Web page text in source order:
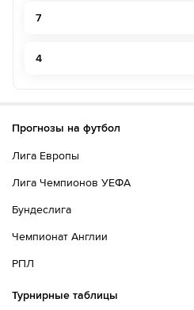
7
4
Прогнозы на футбол
Лига Европы
Лига Чемпионов УЕФА
Бундеслига
Чемпионат Англии
РПЛ
Турнирные таблицы